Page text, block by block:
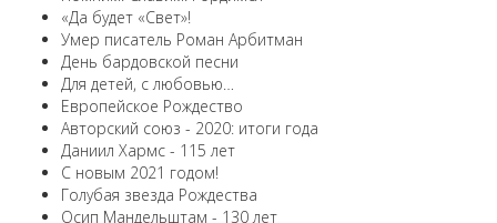
«Да будет «Свет»!
Умер писатель Роман Арбитман
День бардовской песни
Для детей, с любовью…
Европейскоe Рождество
Авторский союз - 2020: итоги года
Даниил Хармс - 115 лет
С новым 2021 годом!
Голубая звезда Рождества
Осип Мандельштам - 130 лет